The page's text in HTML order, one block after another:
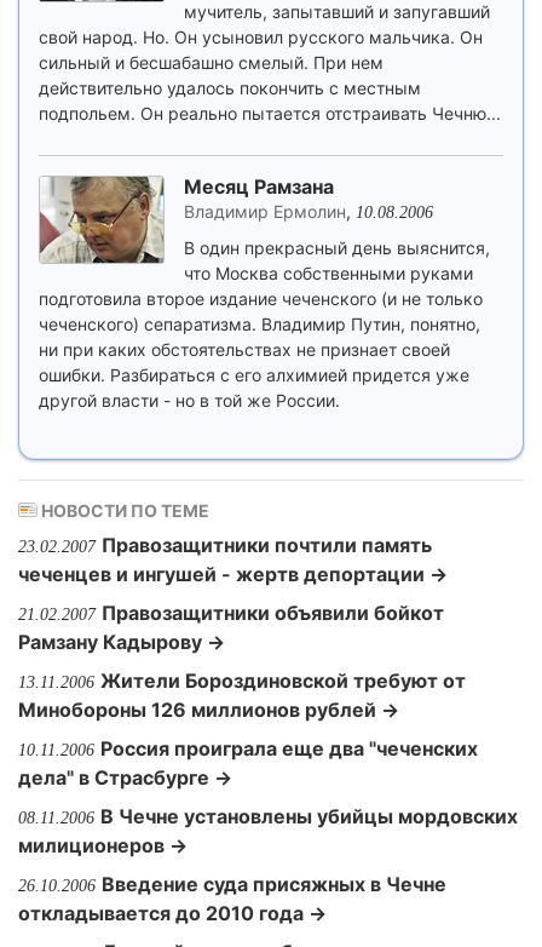
мучитель, запытавший и запугавший
свой народ. Но. Он усыновил русского мальчика. Он
сильный и бесшабашно смелый. При нем
действительно удалось покончить с местным
подпольем. Он реально пытается отстраивать Чечню...
Месяц Рамзана
Владимир Ермолин, 10.08.2006
В один прекрасный день выяснится,
что Москва собственными руками
подготовила второе издание чеченского (и не только
чеченского) сепаратизма. Владимир Путин, понятно,
ни при каких обстоятельствах не признает своей
ошибки. Разбираться с его алхимией придется уже
другой власти - но в той же России.
НОВОСТИ ПО ТЕМЕ
23.02.2007 Правозащитники почтили память
чеченцев и ингушей - жертв депортации →
21.02.2007 Правозащитники объявили бойкот
Рамзану Кадырову →
13.11.2006 Жители Бороздиновской требуют от
Минобороны 126 миллионов рублей →
10.11.2006 Россия проиграла еще два "чеченских
дела" в Страсбурге →
08.11.2006 В Чечне установлены убийцы мордовских
милиционеров →
26.10.2006 Введение суда присяжных в Чечне
откладывается до 2010 года →